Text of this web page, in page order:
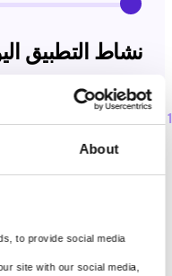
About
to provide social media
site with our social media,
نشاط التطبيق
نشاط التطبيق اليومي
140 دولارا أمريكيا